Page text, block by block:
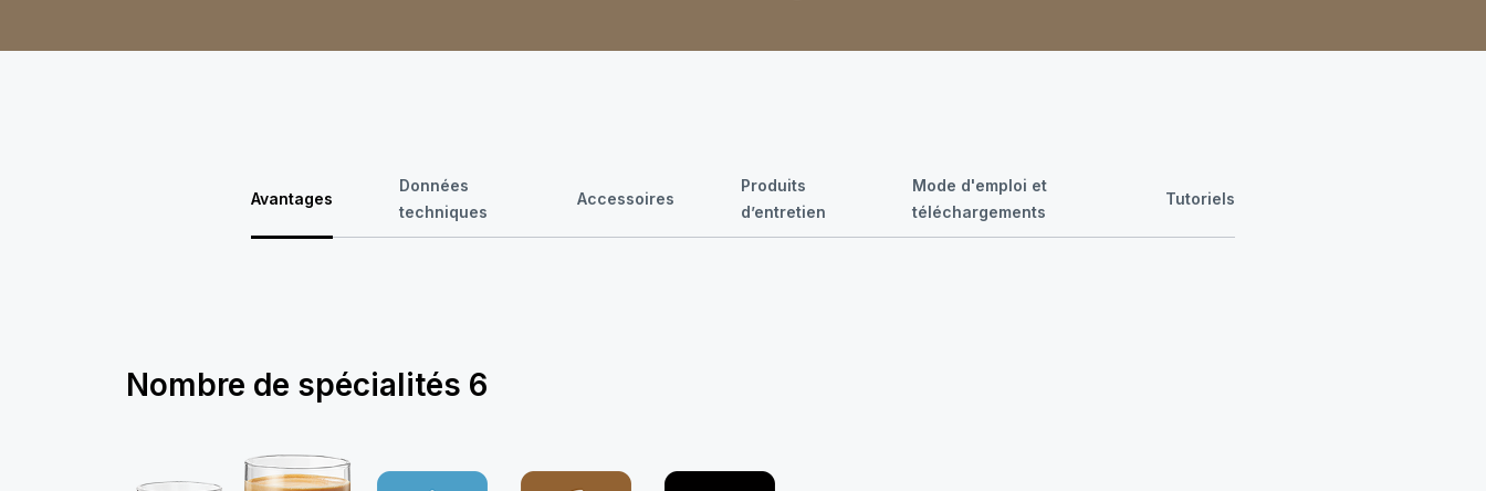
Avantages
Données
techniques
Accessoires
Produits
d’entretien
Mode d'emploi et
téléchargements
Tutoriels
Nombre de spécialités 6